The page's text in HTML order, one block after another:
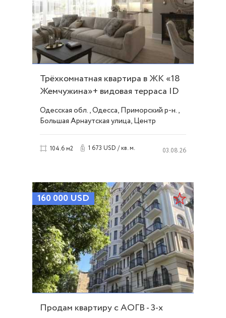
Трёхкомнатная квартира в ЖК «18
Жемчужина»+ видовая терраса ID
11784
Одесская обл., Одесса, Приморский р-н.,
Большая Арнаутская улица, Центр
104.6 м2 1 673 USD / кв. м. 03.08.26
160 000 USD
Продам квартиру с АОГВ - 3-х